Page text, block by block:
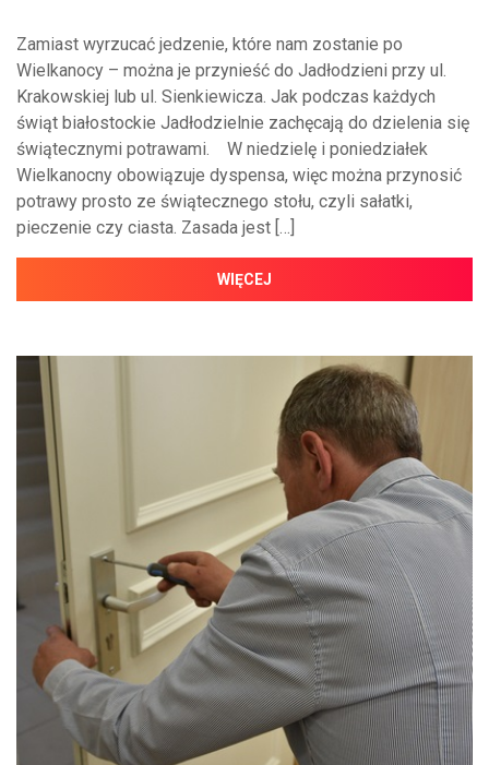
Zamiast wyrzucać jedzenie, które nam zostanie po
Wielkanocy – można je przynieść do Jadłodzieni przy ul.
Krakowskiej lub ul. Sienkiewicza. Jak podczas każdych
świąt białostockie Jadłodzielnie zachęcają do dzielenia się
świątecznymi potrawami. W niedzielę i poniedziałek
Wielkanocny obowiązuje dyspensa, więc można przynosić
potrawy prosto ze świątecznego stołu, czyli sałatki,
pieczenie czy ciasta. Zasada jest […]
WIĘCEJ